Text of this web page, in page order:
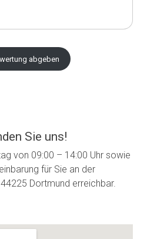
abgeben
Sie uns!
von 09:00 – 14:00 Uhr sowie
für Sie an der
Dortmund erreichbar.